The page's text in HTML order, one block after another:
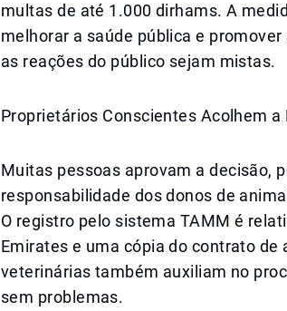
multas de até 1.000 dirhams. A
melhorar a saúde pública e
as reações do público sejam mistas.
Proprietários Conscientes Acolhem
Muitas pessoas aprovam a decisão,
responsabilidade dos donos de
O registro pelo sistema TAMM é
Emirates e uma cópia do contrato
veterinárias também auxiliam no
sem problemas.